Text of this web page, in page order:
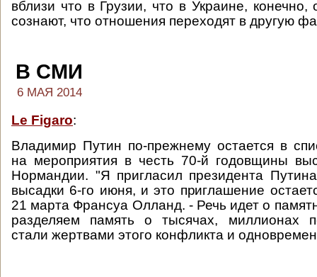
вблизи что в Грузии, что в Украине,
сознают, что отношения переходят в другую
В СМИ
6 МАЯ 2014
Le Figaro:
Владимир Путин по-прежнему остается в
на мероприятия в честь 70-й годовщины
Нормандии. "Я пригласил президента
высадки 6-го июня, и это приглашение
21 марта Франсуа Олланд. - Речь идет о
разделяем память о тысячах, миллионах
стали жертвами этого конфликта и